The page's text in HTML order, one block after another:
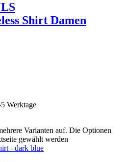
Shirt Damen
Werktage
Varianten auf. Die Optionen
gewählt werden